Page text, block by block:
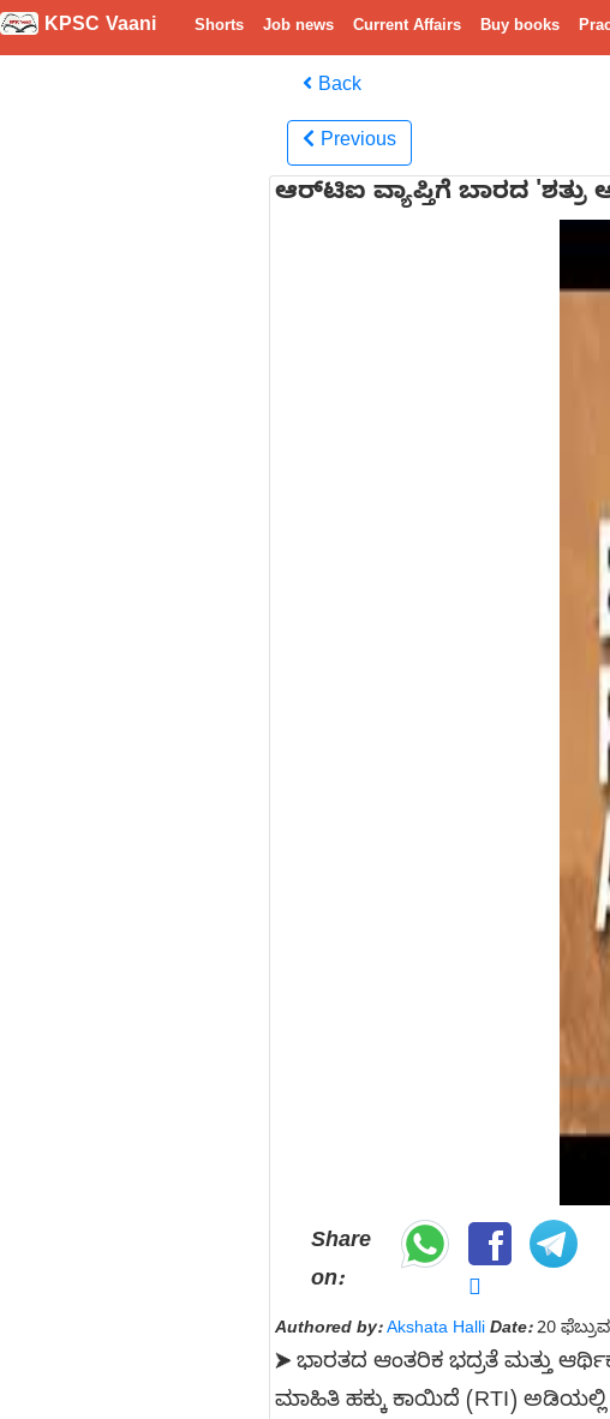
KPSC Vaani Shorts Job news Current Affairs Buy books
Back
Previous
ಆರ್‌ಟಿಐ ವ್ಯಾಪ್ತಿಗೆ ಬಾರದ 'ಶತ್ರು
Share
on:
Authored by: Akshata Halli Date:20
➤ ಭಾರತದ ಆಂತರಿಕ ಭದ್ರತೆ ಮತ್ತು
ಮಾಹಿತಿ ಹಕ್ಕು ಕಾಯಿದೆ (RTI)